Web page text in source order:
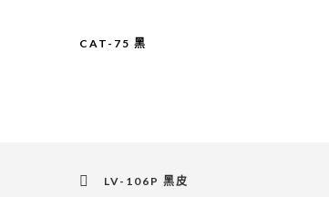
CAT-75 黑
LV-106P 黑皮